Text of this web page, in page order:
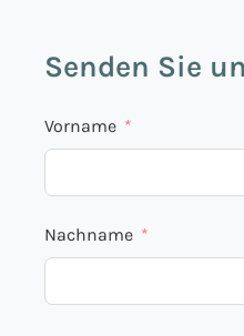
Senden Sie
Vorname
Nachname